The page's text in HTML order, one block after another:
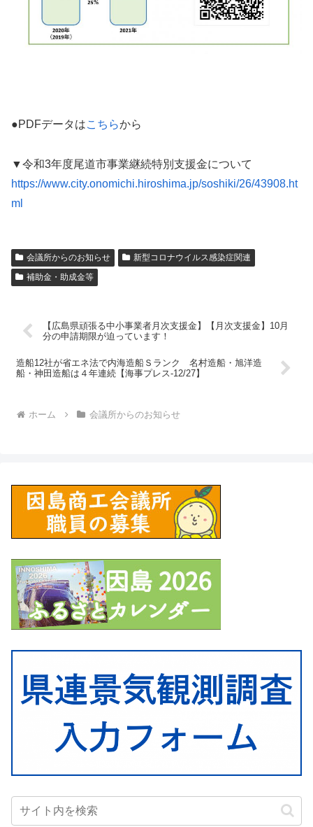
●PDFデータはこちらから
▼令和3年度尾道市事業継続特別支援金について
https://www.city.onomichi.hiroshima.jp/soshiki/26/43908.ht
ml
会議所からのお知らせ
新型コロナウイルス感染症関連
補助金・助成金等
【広島県頑張る中小事業者月次支援金】【月次支援金】10月
分の申請期限が迫っています！
造船12社が省エネ法で内海造船Ｓランク 名村造船・旭洋造
船・神田造船は４年連続【海事プレス-12/27】
ホーム 会議所からのお知らせ